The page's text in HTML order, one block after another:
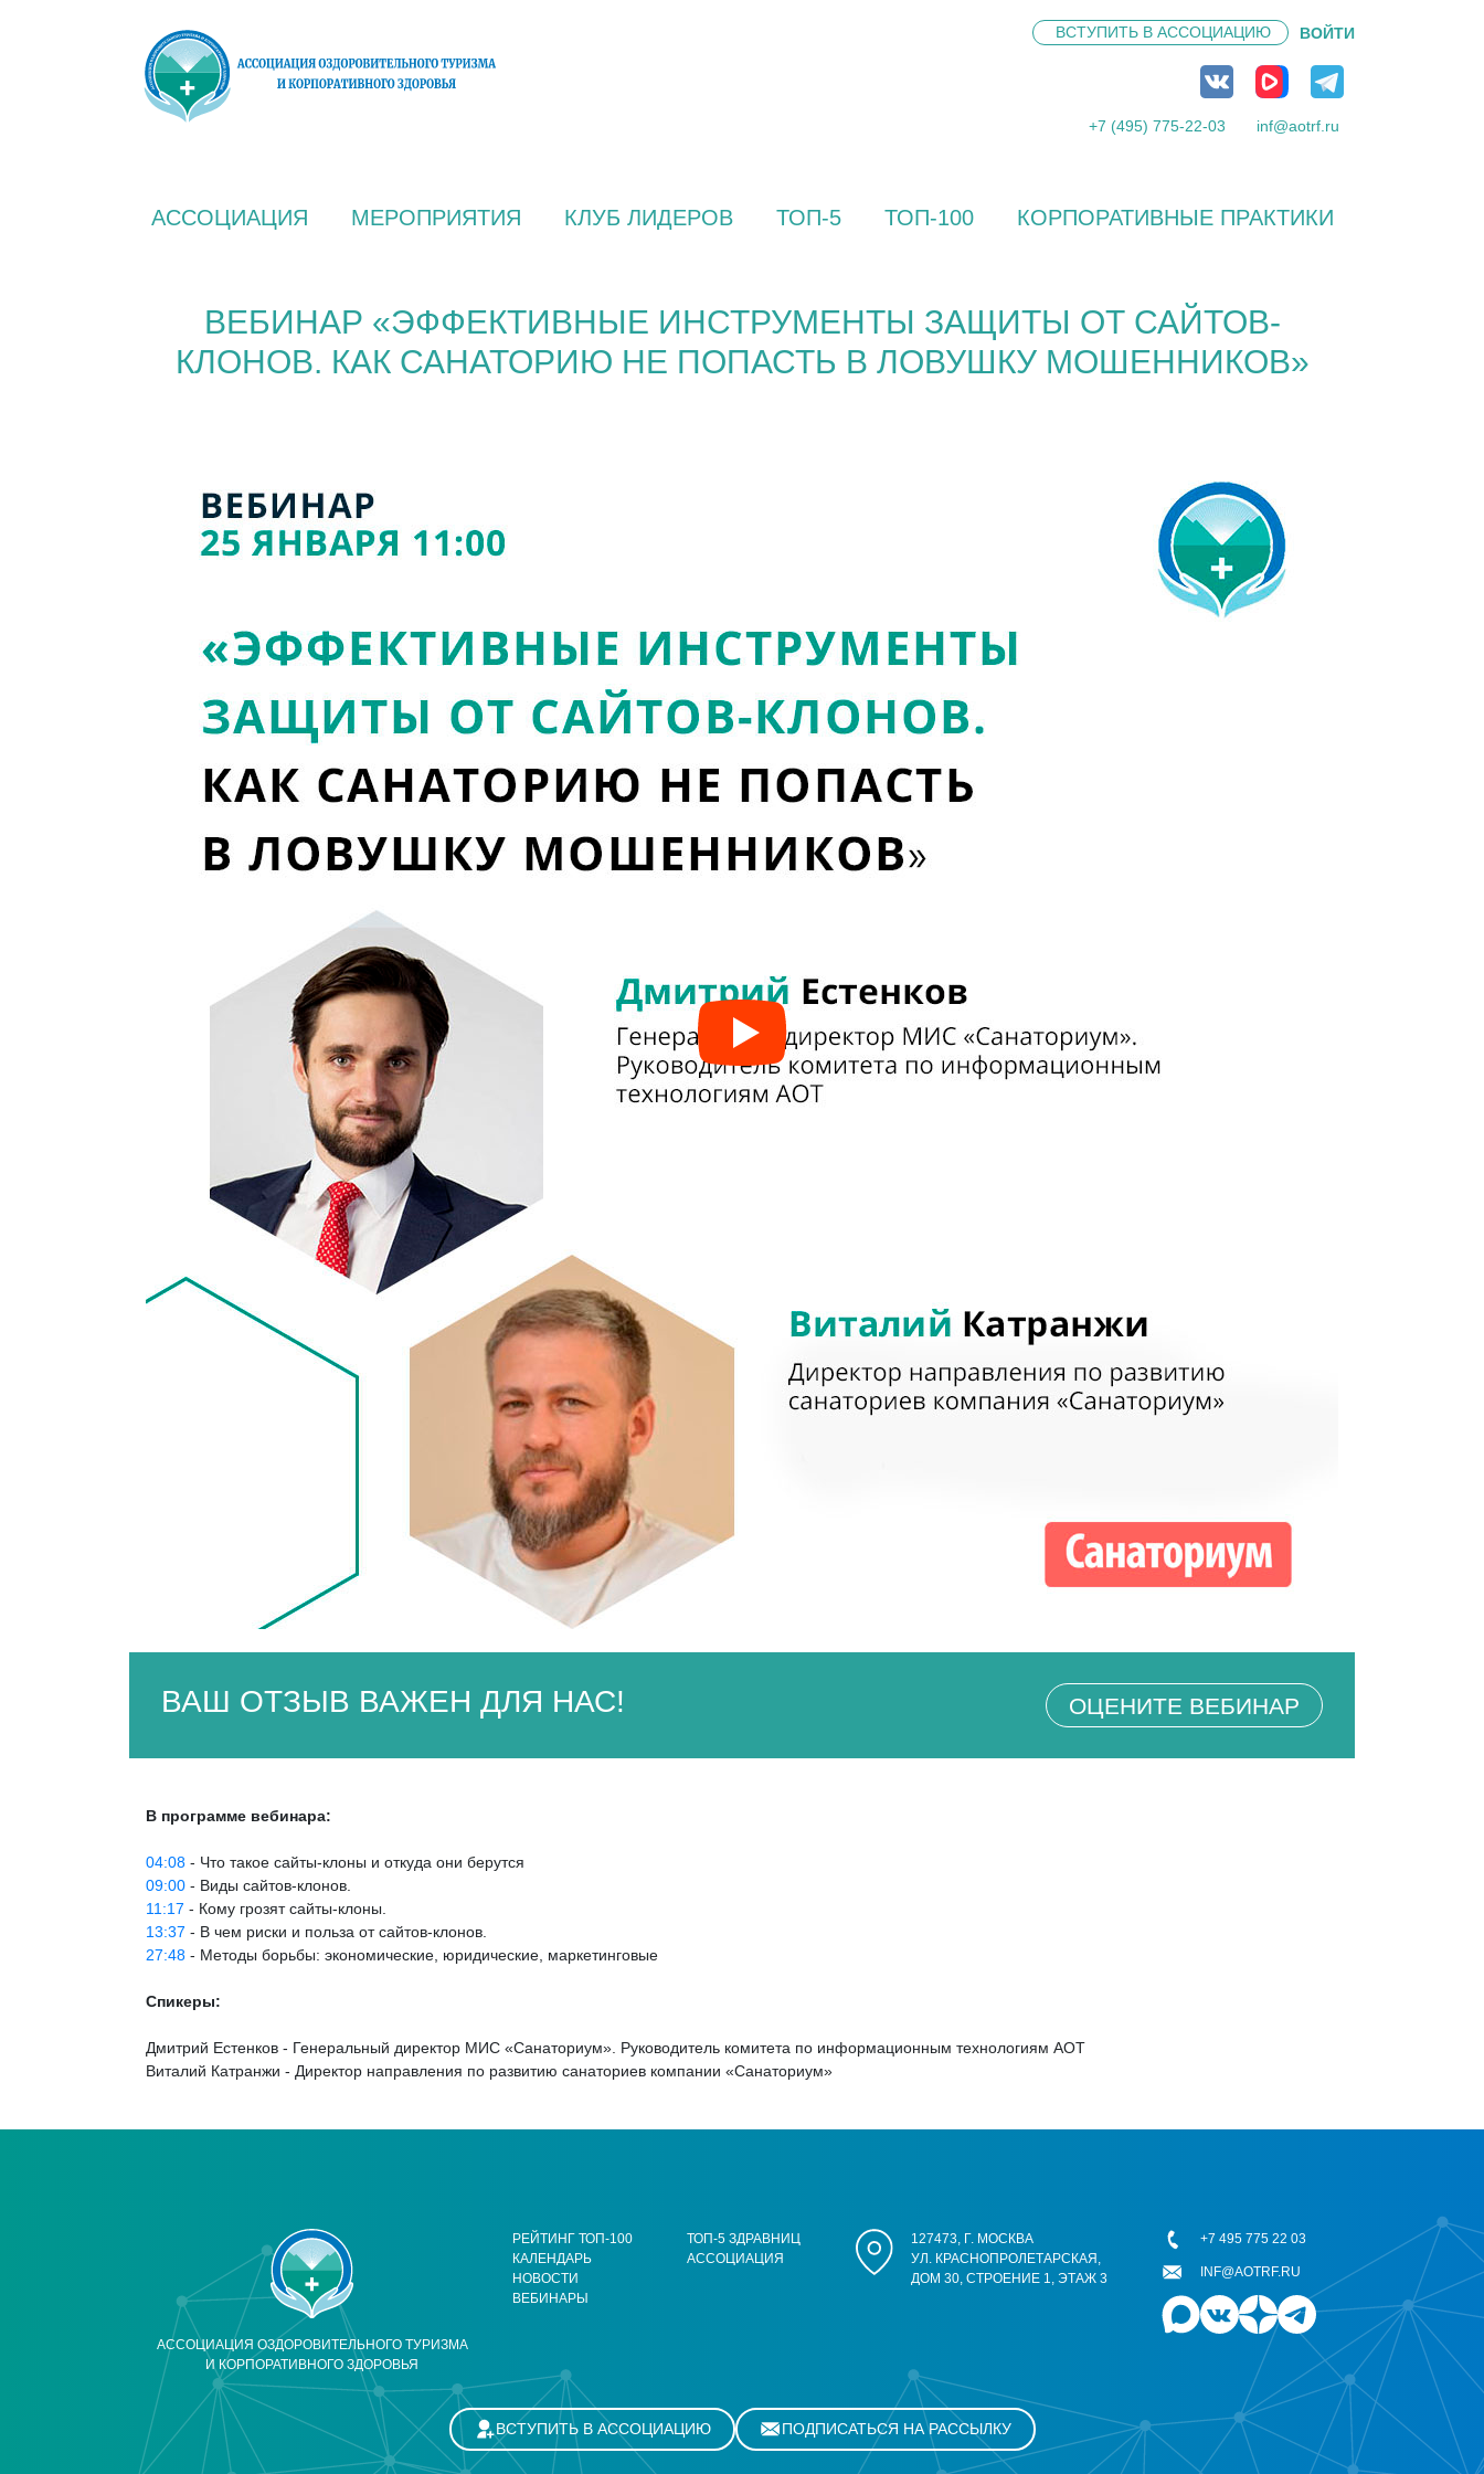
ВСТУПИТЬ В АССОЦИАЦИЮ ВОЙТИ
+7 (495) 775-22-03 inf@aotrf.ru
АССОЦИАЦИЯ МЕРОПРИЯТИЯ КЛУБ ЛИДЕРОВ ТОП-5 ТОП-100 КОРПОРАТИВНЫЕ ПРАКТИКИ
ВЕБИНАР «ЭФФЕКТИВНЫЕ ИНСТРУМЕНТЫ ЗАЩИТЫ ОТ САЙТОВ-
КЛОНОВ. КАК САНАТОРИЮ НЕ ПОПАСТЬ В ЛОВУШКУ МОШЕННИКОВ»
ВАШ ОТЗЫВ ВАЖЕН ДЛЯ НАС! ОЦЕНИТЕ ВЕБИНАР
В программе вебинара:
04:08 - Что такое сайты-клоны и откуда они берутся
09:00 - Виды сайтов-клонов.
11:17 - Кому грозят сайты-клоны.
13:37 - В чем риски и польза от сайтов-клонов.
27:48 - Методы борьбы: экономические, юридические, маркетинговые
Спикеры:
Дмитрий Естенков - Генеральный директор МИС «Санаториум». Руководитель комитета по информационным технологиям АОТ
Виталий Катранжи - Директор направления по развитию санаториев компании «Санаториум»
АССОЦИАЦИЯ ОЗДОРОВИТЕЛЬНОГО ТУРИЗМА
И КОРПОРАТИВНОГО ЗДОРОВЬЯ
РЕЙТИНГ ТОП-100
КАЛЕНДАРЬ
НОВОСТИ
ВЕБИНАРЫ
ТОП-5 ЗДРАВНИЦ
АССОЦИАЦИЯ
127473, Г. МОСКВА
УЛ. КРАСНОПРОЛЕТАРСКАЯ,
ДОМ 30, СТРОЕНИЕ 1, ЭТАЖ 3
+7 495 775 22 03
INF@AOTRF.RU
ВСТУПИТЬ В АССОЦИАЦИЮ ПОДПИСАТЬСЯ НА РАССЫЛКУ